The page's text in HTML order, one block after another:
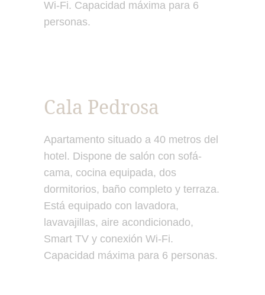
Wi-Fi. Capacidad máxima para 6
personas.
Cala Pedrosa
Apartamento situado a 40 metros del
hotel. Dispone de salón con sofá-
cama, cocina equipada, dos
dormitorios, baño completo y terraza.
Está equipado con lavadora,
lavavajillas, aire acondicionado,
Smart TV y conexión Wi-Fi.
Capacidad máxima para 6 personas.